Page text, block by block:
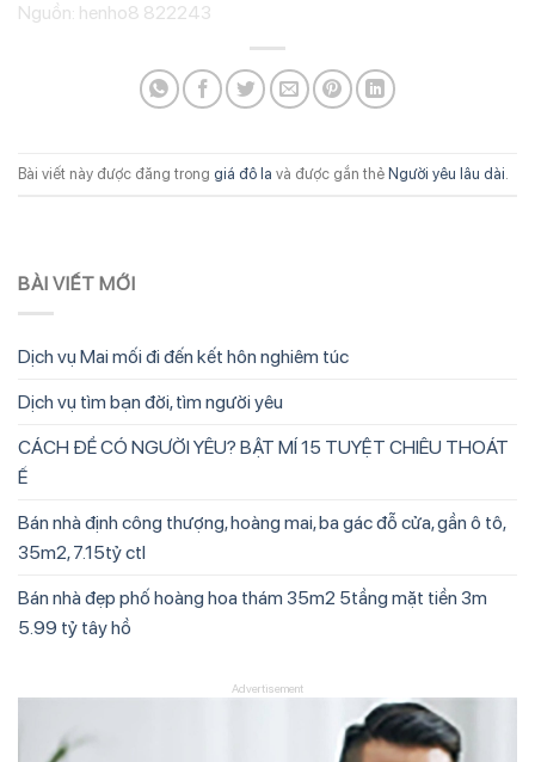
Nguồn: henho8 822243
Bài viết này được đăng trong giá đô la và được gắn thẻ Người yêu lâu dài
BÀI VIẾT MỚI
Dịch vụ Mai mối đi đến kết hôn nghiêm túc
Dịch vụ tìm bạn đời, tìm người yêu
CÁCH ĐỂ CÓ NGƯỜI YÊU? BẬT MÍ 15 TUYỆT CHIÊU THOÁT
Ế
Bán nhà định công thượng, hoàng mai, ba gác đỗ cửa, gần ô tô,
35m2, 7.15tỷ ctl
Bán nhà đẹp phố hoàng hoa thám 35m2 5tầng mặt tiền 3m
5.99 tỷ tây hồ
Advertisement